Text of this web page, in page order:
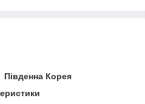
Південна Корея